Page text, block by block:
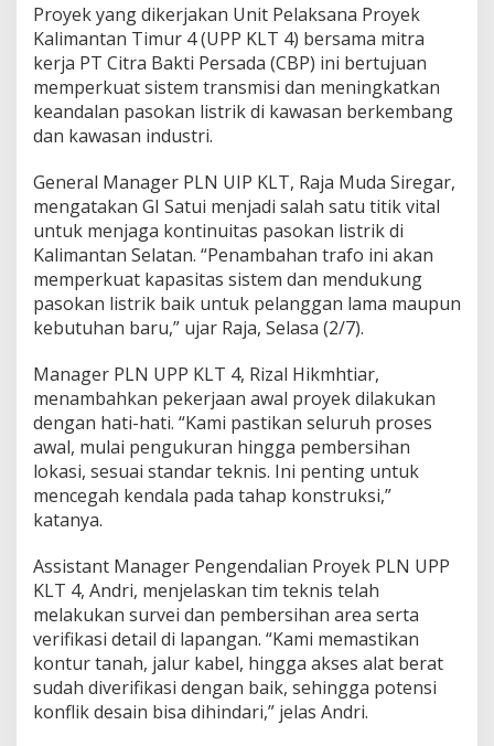
Proyek yang dikerjakan Unit Pelaksana Proyek
Kalimantan Timur 4 (UPP KLT 4) bersama mitra
kerja PT Citra Bakti Persada (CBP) ini bertujuan
memperkuat sistem transmisi dan meningkatkan
keandalan pasokan listrik di kawasan berkembang
dan kawasan industri.
General Manager PLN UIP KLT, Raja Muda Siregar,
mengatakan GI Satui menjadi salah satu titik vital
untuk menjaga kontinuitas pasokan listrik di
Kalimantan Selatan. “Penambahan trafo ini akan
memperkuat kapasitas sistem dan mendukung
pasokan listrik baik untuk pelanggan lama maupun
kebutuhan baru,” ujar Raja, Selasa (2/7).
Manager PLN UPP KLT 4, Rizal Hikmhtiar,
menambahkan pekerjaan awal proyek dilakukan
dengan hati-hati. “Kami pastikan seluruh proses
awal, mulai pengukuran hingga pembersihan
lokasi, sesuai standar teknis. Ini penting untuk
mencegah kendala pada tahap konstruksi,”
katanya.
Assistant Manager Pengendalian Proyek PLN UPP
KLT 4, Andri, menjelaskan tim teknis telah
melakukan survei dan pembersihan area serta
verifikasi detail di lapangan. “Kami memastikan
kontur tanah, jalur kabel, hingga akses alat berat
sudah diverifikasi dengan baik, sehingga potensi
konflik desain bisa dihindari,” jelas Andri.